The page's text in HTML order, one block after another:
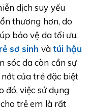
dịch suy yếu
thương hơn, do
bảo vệ da tối ưu.
sơ sinh vàtúi hậu
sóc da còn cần sự
của trẻ đặc biệt
đó, việc sử dụng
trẻ em là rất